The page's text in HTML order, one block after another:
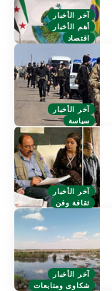
آخر الأخبار
أهم الأخبار
اقتصاد
آخر الأخبار
سياسة
آخر الأخبار
ثقافة وفن
آخر الأخبار
شكاوى ومتابعات